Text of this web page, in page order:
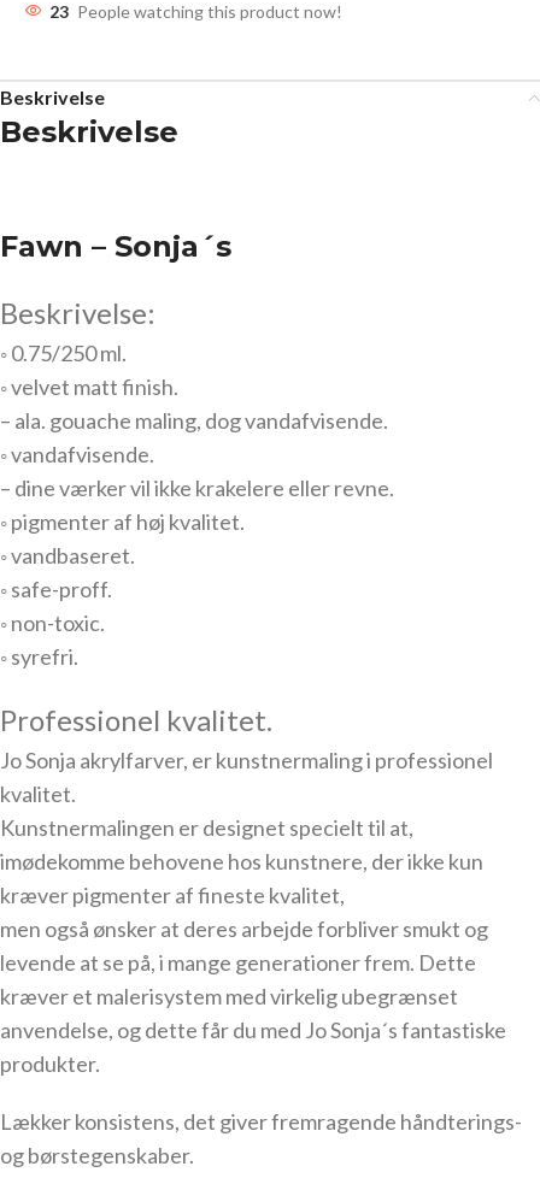
23 People watching this product now!
Beskrivelse
Beskrivelse
Fawn – Sonja´s
Beskrivelse:
◦ 0.75/250 ml.
◦ velvet matt finish.
– ala. gouache maling, dog vandafvisende.
◦ vandafvisende.
– dine værker vil ikke krakelere eller revne.
◦ pigmenter af høj kvalitet.
◦ vandbaseret.
◦ safe-proff.
◦ non-toxic.
◦ syrefri.
Professionel kvalitet.
Jo Sonja akrylfarver, er kunstnermaling i professionel
kvalitet.
Kunstnermalingen er designet specielt til at,
imødekomme behovene hos kunstnere, der ikke kun
kræver pigmenter af fineste kvalitet,
men også ønsker at deres arbejde forbliver smukt og
levende at se på, i mange generationer frem. Dette
kræver et malerisystem med virkelig ubegrænset
anvendelse, og dette får du med Jo Sonja´s fantastiske
produkter.
Lækker konsistens, det giver fremragende håndterings-
og børstegenskaber.